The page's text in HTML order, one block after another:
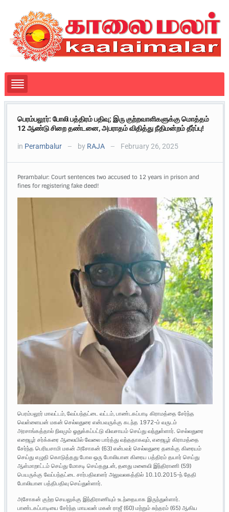
பெரம்பலூர்: போலி பத்திரம் பதிவு; இரு குற்றவாளிகளுக்கு மொத்தம்
12 ஆண்டு சிறை தண்டனை, அபராதம் விதித்து நீதிமன்றம் தீர்ப்பு!
in Perambalur — by RAJA — February 26, 2025
Perambalur: Court sentences two accused to 12 years in prison and
fines for registering fake deed!
பெரம்பலூர் மாவட்டம், வேப்பந்தட்டை வட்டம், பாண்டகப்பாடி கிராமத்தை சேர்ந்த
வெள்ளையன் மகன் செல்லதுரை என்பவருக்கு கடந்த 1972-ம் வருடம்
அரசாங்கத்தால் நிலமும் ஓதுக்கப்பட்டு விவசாயம் செய்து வந்துள்ளார். செல்லதுரை
எறையூர் சர்க்கரை ஆலையில் வேலை பார்த்து வந்ததாகவும், எறையூர் கிராமத்தை
சேர்ந்த பெரியசாமி மகன் அசோகன் (63) என்பவர் செல்லதுரை தனக்கு கிரையம்
செய்து எழுதி கொடுத்தது போல ஒரு போலியான கிரைய பத்திரம் தயார் செய்து
ஆள்மாறாட்டம் செய்து மோசடி செய்ததுடன், தனது மனைவி இந்திராணி (59)
பெயருக்கு வேப்பந்தட்டை சார்பதிவாளர் அலுவலகத்தில் 10.10.2015-ந் தேதி
போலியான பத்திபதிவு செய்துள்ளார்.
அசோகன் குற்ற செயலுக்கு இந்திராணியும் உடந்தையாக இருந்துள்ளார்.
பாண்டகப்பாடியை சேர்ந்த மாயவன் மகன் ராஜீ (60) மற்றும் சுந்தரம் (65) ஆகிய